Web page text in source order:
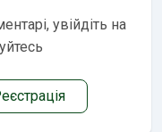
увійдіть на